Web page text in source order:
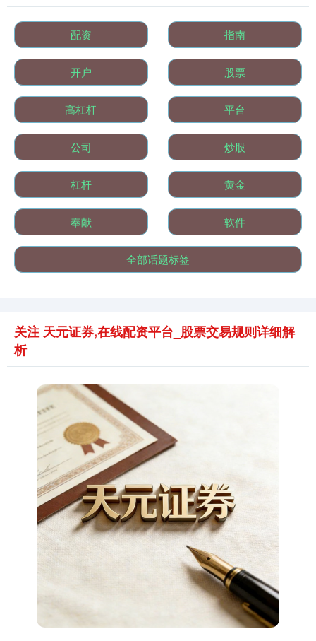
基金指数 7242.10 +12.30 +0.17%
国债指数 229.69 +0.10 +0.04%
期指IC0 7877.80
配资 指南
开户 股票
高杠杆 平台
公司 炒股
杠杆 黄金
奉献 软件
全部话题标签
关注 天元证券,在线配资平台_股票交易规则详细解
析